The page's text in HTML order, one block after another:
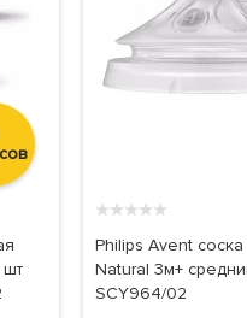
шт
★★★★★
Philips Avent
Natural 3м+
SCY964/02